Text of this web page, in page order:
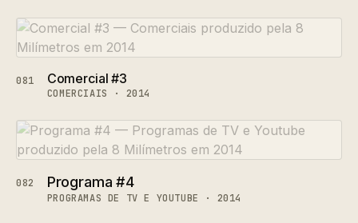
081 Comercial #3
COMERCIAIS · 2014
082 Programa #4
PROGRAMAS DE TV E YOUTUBE · 2014